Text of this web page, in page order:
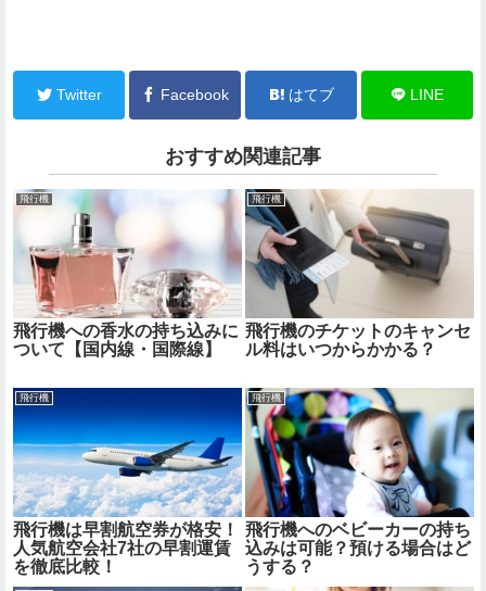
Twitter Facebook はてブ LINE
おすすめ関連記事
飛行機
飛行機への香水の持ち込みに
ついて【国内線・国際線】
飛行機
飛行機のチケットのキャンセ
ル料はいつからかかる？
飛行機
飛行機は早割航空券が格安！
人気航空会社7社の早割運賃
を徹底比較！
飛行機
飛行機へのベビーカーの持ち
込みは可能？預ける場合はど
うする？